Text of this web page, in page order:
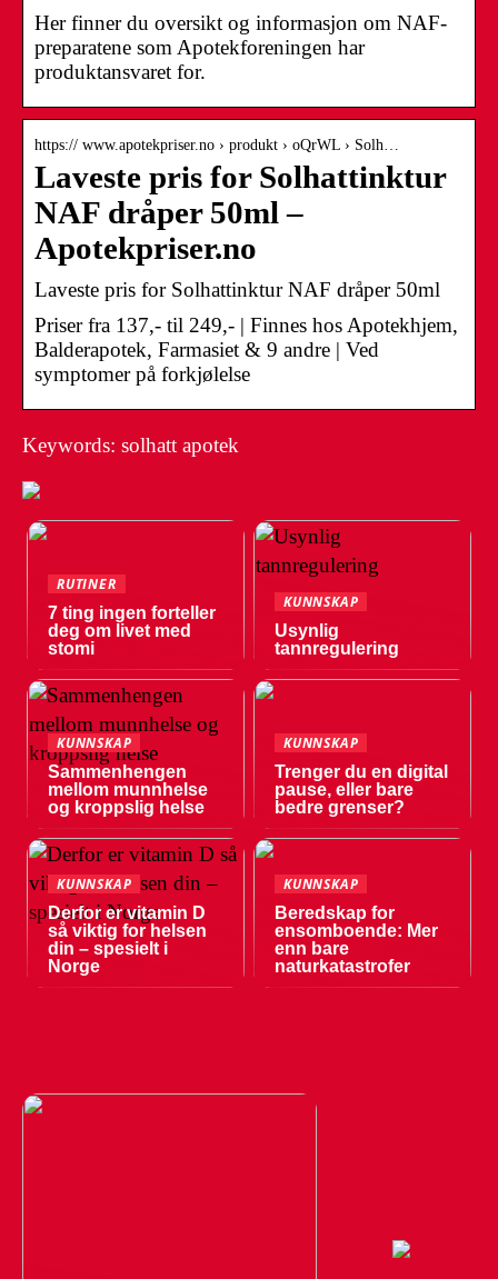
Her finner du oversikt og informasjon om NAF-
preparatene som Apotekforeningen har
produktansvaret for.
https:// www.apotekpriser.no › produkt › oQrWL › Solh…
Laveste pris for Solhattinktur
NAF dråper 50ml –
Apotekpriser.no
Laveste pris for Solhattinktur NAF dråper 50ml
Priser fra 137,- til 249,- | Finnes hos Apotekhjem,
Balderapotek, Farmasiet & 9 andre | Ved
symptomer på forkjølelse
Keywords: solhatt apotek
RUTINER
7 ting ingen forteller
deg om livet med
stomi
KUNNSKAP
Usynlig
tannregulering
KUNNSKAP
Sammenhengen
mellom munnhelse
og kroppslig helse
KUNNSKAP
Trenger du en digital
pause, eller bare
bedre grenser?
KUNNSKAP
Derfor er vitamin D
så viktig for helsen
din – spesielt i
Norge
KUNNSKAP
Beredskap for
ensomboende: Mer
enn bare
naturkatastrofer